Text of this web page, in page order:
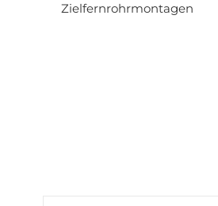
Zielfernrohrmontagen